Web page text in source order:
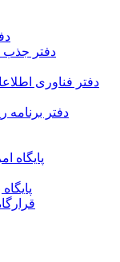
دفتر جذب
دفتر فناوری
دفتر برنامه
پایگاه